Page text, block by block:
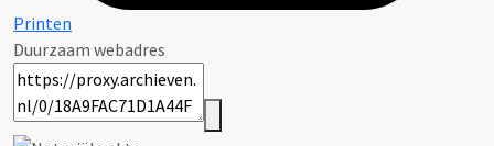
Printen
Duurzaam webadres